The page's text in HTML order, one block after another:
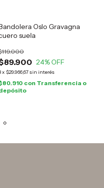
Oslo Gravagna
suela
24% OFF
x $29.966,67 sin interés
con Transferencia o